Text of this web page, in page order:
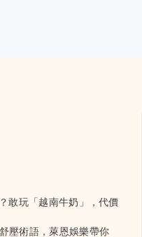
敢玩「越南牛奶」，代價
壓術語，萊恩娛樂帶你